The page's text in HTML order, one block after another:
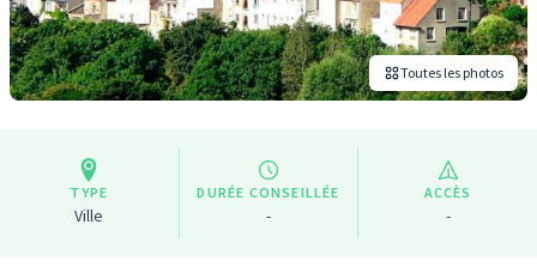
Toutes les photos
TYPE
Ville
DURÉE CONSEILLÉE
-
ACCÈS
-